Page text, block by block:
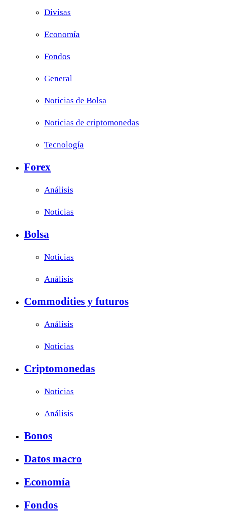
Divisas
Economía
Fondos
General
Noticias de Bolsa
Noticias de criptomonedas
Tecnología
Forex
Análisis
Noticias
Bolsa
Noticias
Análisis
Commodities y futuros
Análisis
Noticias
Criptomonedas
Noticias
Análisis
Bonos
Datos macro
Economía
Fondos